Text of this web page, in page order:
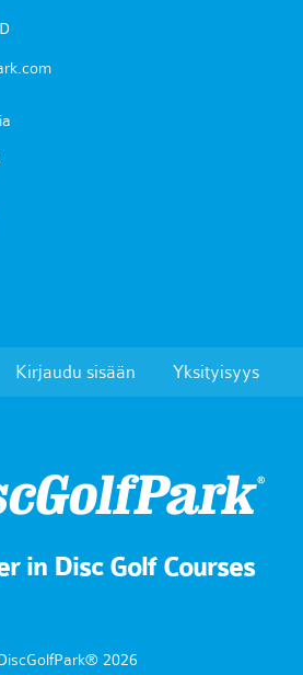
Kirjaudu sisään Yksityisyys
in Disc Golf Courses
2026